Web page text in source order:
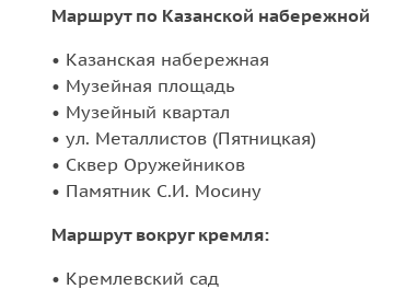
Маршрут по Казанской набережной
• Казанская набережная
• Музейная площадь
• Музейный квартал
• ул. Металлистов (Пятницкая)
• Сквер Оружейников
• Памятник С.И. Мосину
Маршрут вокруг кремля:
• Кремлевский сад